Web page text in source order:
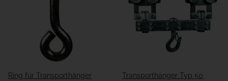
Ring für Transporthänger
Transporthänger Typ 50,